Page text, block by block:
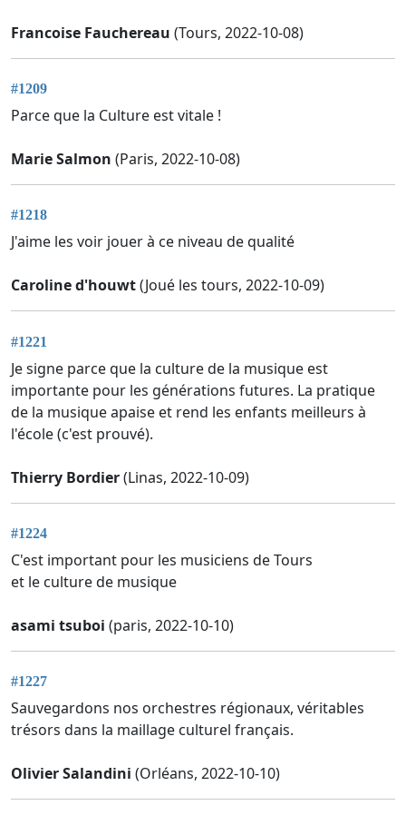
Francoise Fauchereau (Tours, 2022-10-08)
#1209
Parce que la Culture est vitale !
Marie Salmon (Paris, 2022-10-08)
#1218
J'aime les voir jouer à ce niveau de qualité
Caroline d'houwt(Joué les tours, 2022-10-09)
#1221
Je signe parce que la culture de la musique est
importante pour les générations futures. La pratique
de la musique apaise et rend les enfants meilleurs à
l'école (c'est prouvé).
Thierry Bordier(Linas, 2022-10-09)
#1224
C'est important pour les musiciens de Tours
et le culture de musique
asami tsuboi (paris, 2022-10-10)
#1227
Sauvegardons nos orchestres régionaux, véritables
trésors dans la maillage culturel français.
Olivier Salandini (Orléans, 2022-10-10)